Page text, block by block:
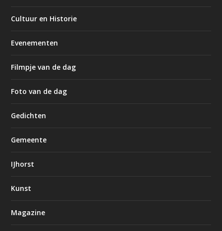
Cultuur en Historie
Evenementen
Filmpje van de dag
Foto van de dag
Gedichten
Gemeente
IJhorst
Kunst
Magazine